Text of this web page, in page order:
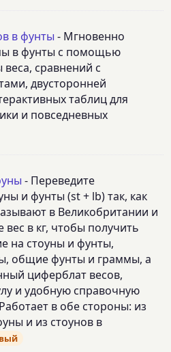
в фунты - Мгновенно
в фунты с помощью
сравнений с
двусторонней
таблиц для
и повседневных
- Переведите
и фунты (st + lb) так, как
в Великобритании и
в кг, чтобы получить
на стоуны и фунты,
общие фунты и граммы, а
циферблат весов,
и удобную справочную
в обе стороны: из
и из стоунов в